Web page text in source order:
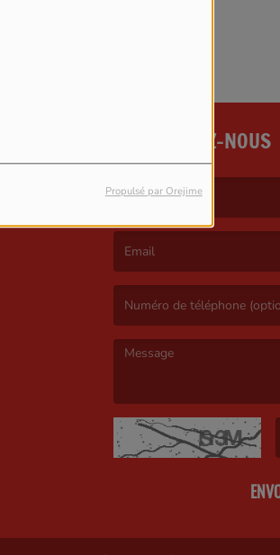
Propulsé par Orejime
CONTACTEZ-NOUS
(Le nom est obligatoire. )